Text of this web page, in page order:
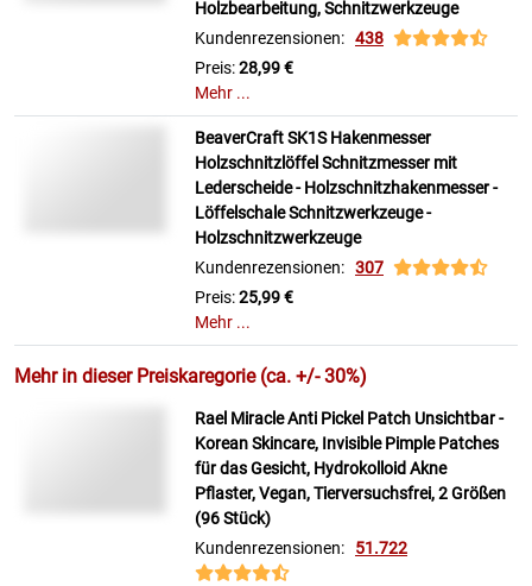
Holzbearbeitung, Schnitzwerkzeuge
Kundenrezensionen: 438
Preis:28,99 €
Mehr ...
BeaverCraft SK1S Hakenmesser
Holzschnitzlöffel Schnitzmesser mit
Lederscheide - Holzschnitzhakenmesser -
Löffelschale Schnitzwerkzeuge -
Holzschnitzwerkzeuge
Kundenrezensionen: 307
Preis:25,99 €
Mehr ...
Mehr in dieser Preiskaregorie (ca. +/- 30%)
Rael Miracle Anti Pickel Patch Unsichtbar -
Korean Skincare, Invisible Pimple Patches
für das Gesicht, Hydrokolloid Akne
Pflaster, Vegan, Tierversuchsfrei, 2 Größen
(96 Stück)
Kundenrezensionen: 51.722